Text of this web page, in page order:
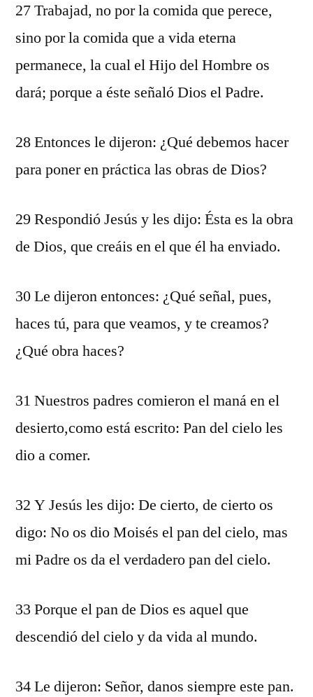
27 Trabajad, no por la comida que perece,
sino por la comida que a vida eterna
permanece, la cual el Hijo del Hombre os
dará; porque a éste señaló Dios el Padre.
28 Entonces le dijeron: ¿Qué debemos hacer
para poner en práctica las obras de Dios?
29 Respondió Jesús y les dijo: Ésta es la obra
de Dios, que creáis en el que él ha enviado.
30 Le dijeron entonces: ¿Qué señal, pues,
haces tú, para que veamos, y te creamos?
¿Qué obra haces?
31 Nuestros padres comieron el maná en el
desierto,como está escrito: Pan del cielo les
dio a comer.
32 Y Jesús les dijo: De cierto, de cierto os
digo: No os dio Moisés el pan del cielo, mas
mi Padre os da el verdadero pan del cielo.
33 Porque el pan de Dios es aquel que
descendió del cielo y da vida al mundo.
34 Le dijeron: Señor, danos siempre este pan.